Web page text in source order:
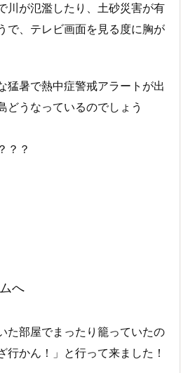
川が氾濫したり、土砂災害が有
で、テレビ画面を見る度に胸が
猛暑で熱中症警戒アラートが出
どうなっているのでしょう
？？
へ
た部屋でまったり籠っていたの
行かん！」と行って来ました！